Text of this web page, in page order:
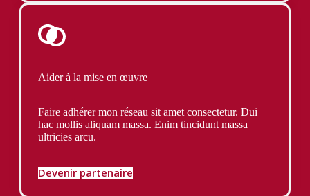
Aider à la mise en œuvre
Faire adhérer mon réseau sit amet consectetur. Dui
hac mollis aliquam massa. Enim tincidunt massa
ultricies arcu.
Devenir partenaire